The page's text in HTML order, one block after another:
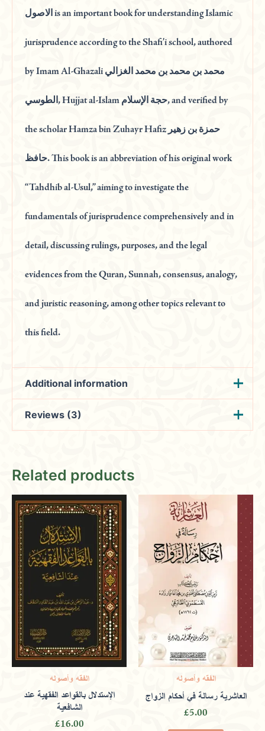
الاصول is an important book for understanding Islamic
jurisprudence according to the Shafi’i school, authored
by Imam Al-Ghazali محمد بن محمد بن محمد الغزالي
الطوسي, Hujjat al-Islam حجة الإسلام, and verified by
the scholar Hamza bin Zuhayr Hafiz حمزة بن زهير
حافظ. This book is an abbreviation of his original work
“Tahdhib al-Usul,” aiming to investigate the
fundamentals of jurisprudence comprehensively and in
detail, discussing rulings, purposes, and the legal
evidences from the Quran, Sunnah, consensus, analogy,
and juristic reasoning, among other topics relevant to
this field.
Additional information
Weight
الناشر
عدد الحجم
Reviews (3)
4
out of 5
2024
Empowering individuals through
literature that offers insights into ethical
learning and moral values.
Bilal(verified owner) February 1,
2024
Related products
الفقه وأصوله
الإستدلال بالقواعد الفقهية عند
الشافعية
£16.00
الفقه وأصوله
العاشرية رسالة في أحكام الزواج
£5.00